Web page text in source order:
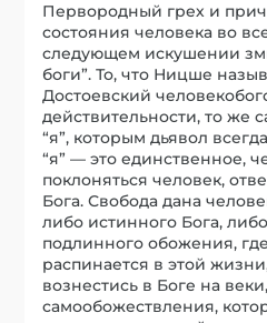
Первородный грех и
состояния человека во
следующем искушении
боги”. То, что Ницше
Достоевский
действительности, то же
“я”, которым дьявол
“я” — это единственное,
поклоняться человек,
Бога. Свобода дана
либо истинного Бога,
подлинного обожения,
распинается в этой
вознестись в Боге на
самообожествления,